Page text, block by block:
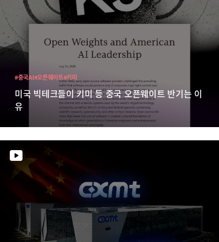
미국 빅테크들이 키미 등 중국 오픈웨이트 반기는 이
유
#중국AI#오픈웨이트#키미